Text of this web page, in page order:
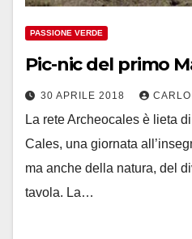
PASSIONE VERDE
Pic-nic del primo
30 APRILE 2018
La rete Archeocales è lieta
Cales, una giornata
ma anche della natura, del
tavola. La…